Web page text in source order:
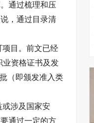
通过梳理和压
，通过目录清
项目。前文已经
业资格证书及发
（即颁发准入类
或涉及国家安
通过一定的方